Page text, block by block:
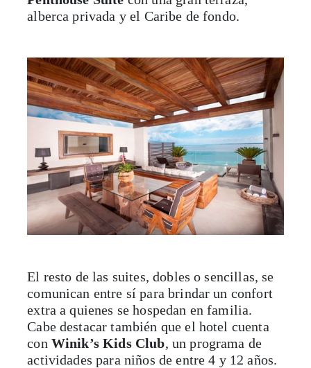
alberca privada y el Caribe de fondo.
El resto de las suites, dobles o sencillas, se
comunican entre sí para brindar un confort
extra a quienes se hospedan en familia.
Cabe destacar también que el hotel cuenta
con Winik’s Kids Club, un programa de
actividades para niños de entre 4 y 12 años.